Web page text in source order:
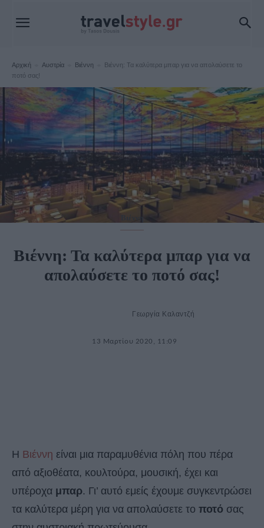
Αρχική Αυστρία Βιέννη
Βιέννη: Τα καλύτερα μπαρ για να απολαύσετε το
ποτό σας!
Βιέννη: Τα καλύτερα μπαρ για να
απολαύσετε το ποτό σας!
Γεωργία Καλαντζή
13 Μαρτίου 2020, 11:09
Η Βιέννη είναι μια παραμυθένια πόλη που πέρα
από αξιοθέατα, κουλτούρα, μουσική, έχει και
υπέροχα μπαρ. Γι’ αυτό εμείς έχουμε συγκεντρώσει
τα καλύτερα μέρη για να απολαύσετε το ποτό σας